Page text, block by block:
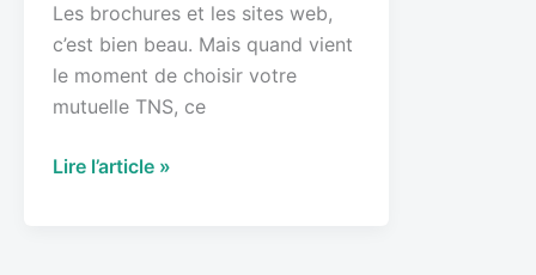
Les brochures et les sites web,
c’est bien beau. Mais quand vient
le moment de choisir votre
mutuelle TNS, ce
Lire l’article »